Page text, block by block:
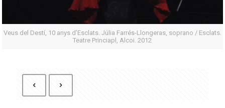
Veus del Destí, 10 anys d’Esclats. Júlia Farrés-Llongeras, soprano / Esclats.
Teatre Princiapl, Alcoi. 2012